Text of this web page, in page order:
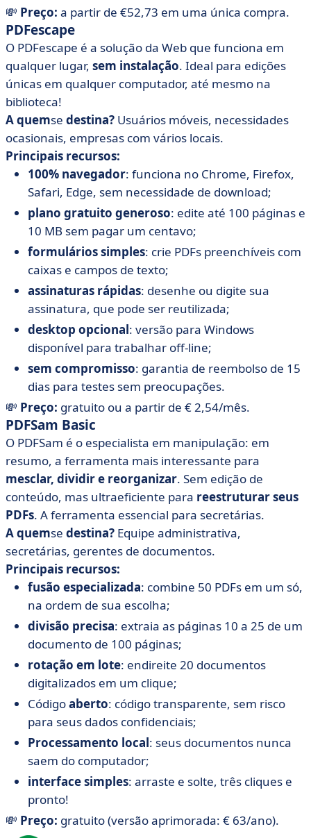
💸 Preço: a partir de €52,73 em uma única compra.
PDFescape
O PDFescape é a solução da Web que funciona em
qualquer lugar, sem instalação. Ideal para edições
únicas em qualquer computador, até mesmo na
biblioteca!
A quemse destina? Usuários móveis, necessidades
ocasionais, empresas com vários locais.
Principais recursos:
100% navegador: funciona no Chrome, Firefox,
Safari, Edge, sem necessidade de download;
plano gratuito generoso: edite até 100 páginas e
10 MB sem pagar um centavo;
formulários simples: crie PDFs preenchíveis com
caixas e campos de texto;
assinaturas rápidas: desenhe ou digite sua
assinatura, que pode ser reutilizada;
desktop opcional: versão para Windows
disponível para trabalhar off-line;
sem compromisso: garantia de reembolso de 15
dias para testes sem preocupações.
💸 Preço: gratuito ou a partir de € 2,54/mês.
PDFSam Basic
O PDFSam é o especialista em manipulação: em
resumo, a ferramenta mais interessante para
mesclar, dividir e reorganizar. Sem edição de
conteúdo, mas ultraeficiente para reestruturar seus
PDFs. A ferramenta essencial para secretárias.
A quemse destina? Equipe administrativa,
secretárias, gerentes de documentos.
Principais recursos:
fusão especializada: combine 50 PDFs em um só,
na ordem de sua escolha;
divisão precisa: extraia as páginas 10 a 25 de um
documento de 100 páginas;
rotação em lote: endireite 20 documentos
digitalizados em um clique;
Códigoaberto: código transparente, sem risco
para seus dados confidenciais;
Processamento local: seus documentos nunca
saem do computador;
interface simples: arraste e solte, três cliques e
pronto!
💸 Preço: gratuito (versão aprimorada: € 63/ano).